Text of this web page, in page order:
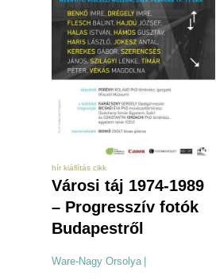
hír kiállítás cikk
Városi táj 1974-1989
– Progresszív fotók
Budapestről
Ware-Nagy Orsolya